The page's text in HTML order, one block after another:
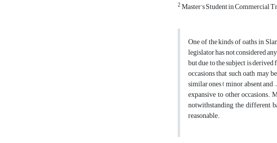
2Master’s Student in Commercial
One of the kinds of oaths in
legislator has not considered
but due to the subject is
occasions that such oath may
similar ones ( minor, absent
expansive to other occasions.
notwithstanding the different
reasonable.